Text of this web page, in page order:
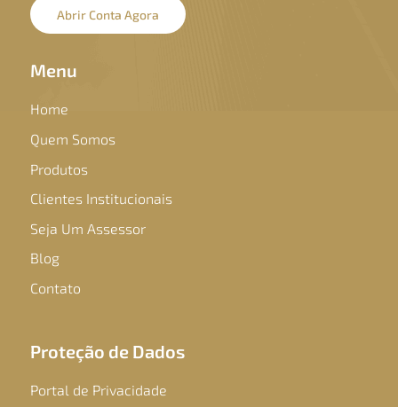
Abrir Conta Agora
Menu
Home
Quem Somos
Produtos
Clientes Institucionais
Seja Um Assessor
Blog
Contato
Proteção de Dados
Portal de Privacidade